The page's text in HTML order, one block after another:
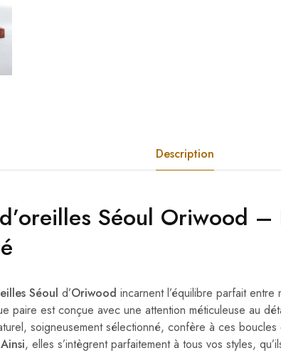
Description
Séoul Oriwood –
Séoul d’Oriwood incarnent l’équilibre parfait entre
paire est conçue avec une attention méticuleuse au
soigneusement sélectionné, confère à ces boucles
Ainsi, elles s’intègrent parfaitement à tous vos styles,